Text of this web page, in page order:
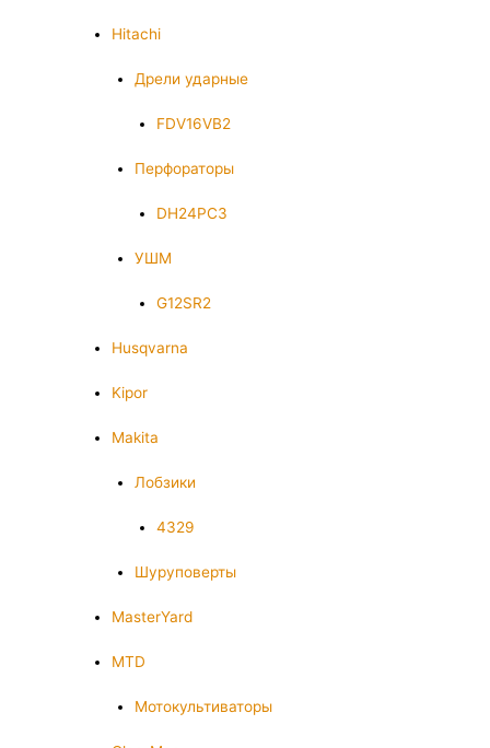
Hitachi
Дрели ударные
FDV16VB2
Перфораторы
DH24PC3
УШМ
G12SR2
Husqvarna
Kipor
Makita
Лобзики
4329
Шуруповерты
MasterYard
MTD
Мотокультиваторы